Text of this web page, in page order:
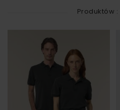
Produktów :